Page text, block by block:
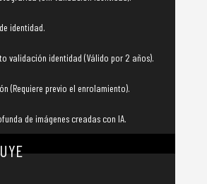
identidad.
validación identidad (Válido por 2 años).
(Requiere previo el enrolamiento).
de imágenes creadas con IA.
500 COP